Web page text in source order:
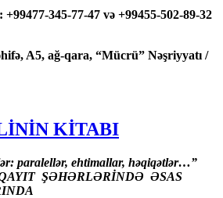
345-77-47 və +99455-502-89-32
A5, ağ-qara, “Mücrü” Nəşriyyatı /
KİTABI
paralellər, ehtimallar, həqiqətlər…”
ŞƏHƏRLƏRİNDƏ ƏSAS